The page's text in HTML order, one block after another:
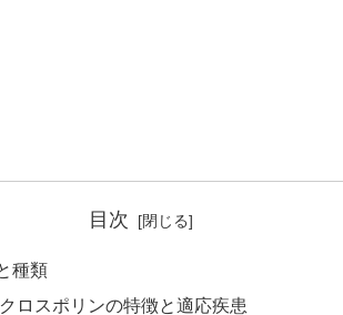
目次
種類
ロスポリンの特徴と適応疾患